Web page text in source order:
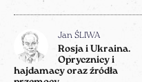
Jan ŚLIWA
Rosja i Ukraina.
Oprycznicy i
hajdamacy oraz źródła